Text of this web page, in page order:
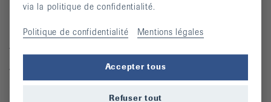
Arthrite
Arthrose
via la politique de confidentialité.
Politique de confidentialité Mentions légales
Accepter tous
Refuser tout